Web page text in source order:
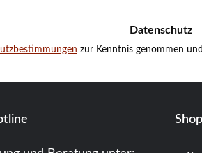
Datenschutz
zur Kenntnis genommen